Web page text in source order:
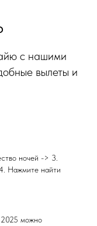
с нашими
вылеты и
ночей -> 3.
Нажмите найти
можно